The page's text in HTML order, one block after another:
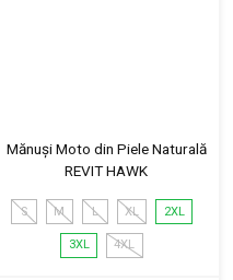
Mănuși Moto din Piele Naturală
REVIT HAWK
S M L XL 2XL
3XL 4XL